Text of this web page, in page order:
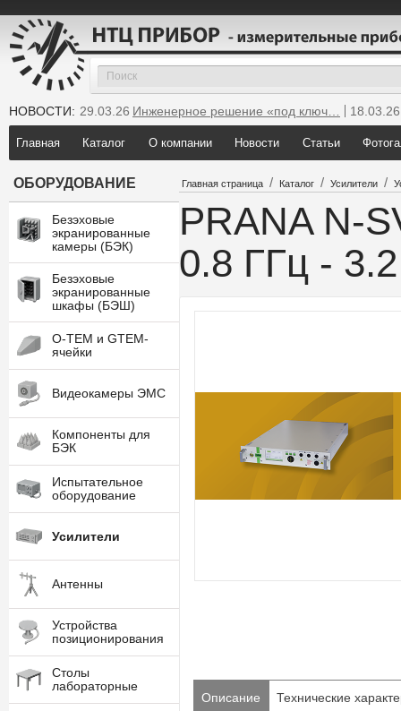
НОВОСТИ: 29.03.26 Инженерное решение «под ключ…
18.03.26
25.12.25Мы инсталлировали новую GTEM…
Главная Каталог О компании Новости Статьи
ОБОРУДОВАНИЕ
Безэховые
экранированные
камеры (БЭК)
Безэховые
экранированные
шкафы (БЭШ)
O-TEM и GTEM-
ячейки
Видеокамеры ЭМС
Компоненты для
БЭК
Испытательное
оборудование
Усилители
Антенны
Устройства
позиционирования
Столы
лабораторные
Главная страница / Каталог / Усилители /
PRANA N-
0.8 ГГц -
Описание Технические